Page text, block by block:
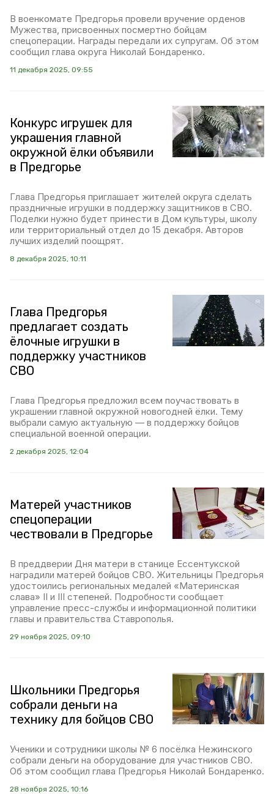
В военкомате Предгорья провели вручение орденов
Мужества, присвоенных посмертно бойцам
спецоперации. Награды передали их супругам. Об этом
сообщил глава округа Николай Бондаренко.
11 декабря 2025, 09:55
Конкурс игрушек для
украшения главной
окружной ёлки объявили
в Предгорье
Глава Предгорья приглашает жителей округа сделать
праздничные игрушки в поддержку защитников в СВО.
Поделки нужно будет принести в Дом культуры, школу
или территориальный отдел до 15 декабря. Авторов
лучших изделий поощрят.
8 декабря 2025, 10:11
Глава Предгорья
предлагает создать
ёлочные игрушки в
поддержку участников
СВО
Глава Предгорья предложил всем поучаствовать в
украшении главной окружной новогодней ёлки. Тему
выбрали самую актуальную — в поддержку бойцов
специальной военной операции.
2 декабря 2025, 12:04
Матерей участников
спецоперации
чествовали в Предгорье
В преддверии Дня матери в станице Ессентукской
наградили матерей бойцов СВО. Жительницы Предгорья
удостоились региональных медалей «Материнская
слава» II и III степеней. Подробности сообщает
управление пресс-службы и информационной политики
главы и правительства Ставрополья.
29 ноября 2025, 09:10
Школьники Предгорья
собрали деньги на
технику для бойцов СВО
Ученики и сотрудники школы № 6 посёлка Нежинского
собрали деньги на оборудование для участников СВО.
Об этом сообщил глава Предгорья Николай Бондаренко.
28 ноября 2025, 10:16